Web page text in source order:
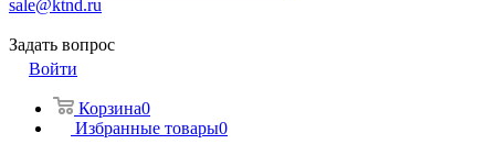
sale@ktnd.ru
Задать вопрос
Войти
Корзина0
Избранные товары0